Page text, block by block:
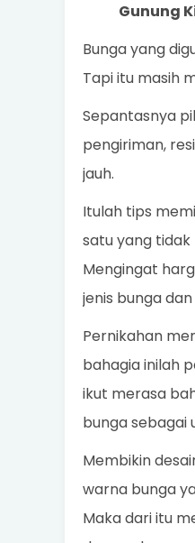
Gunung
Bunga yang
Tapi itu masih
Sepantasnya
pengiriman,
jauh.
Itulah tips
satu yang tidak
Mengingat
jenis bunga
Pernikahan
bahagia inilah
ikut merasa
bunga sebagai
Membikin
warna bunga
Maka dari itu